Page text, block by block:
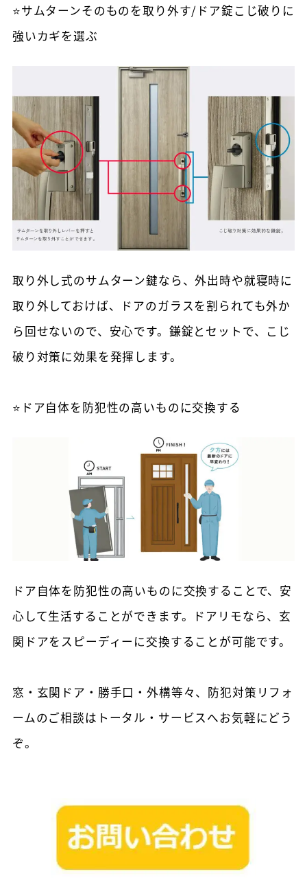
⭐サムターンそのものを取り外す/ドア錠こじ破りに
強いカギを選ぶ
取り外し式のサムターン鍵なら、外出時や就寝時に
取り外しておけば、ドアのガラスを割られても外か
ら回せないので、安心です。鎌錠とセットで、こじ
破り対策に効果を発揮します。
⭐ドア自体を防犯性の高いものに交換する
ドア自体を防犯性の高いものに交換することで、安
心して生活することができます。ドアリモなら、玄
関ドアをスピーディーに交換することが可能です。
窓・玄関ドア・勝手口・外構等々、防犯対策リフォ
ームのご相談はトータル・サービスへお気軽にどう
ぞ。